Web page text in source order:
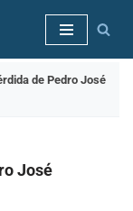
de Pedro José
José